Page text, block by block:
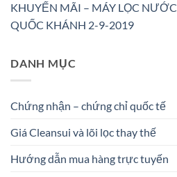
KHUYẾN MÃI – MÁY LỌC
QUỐC KHÁNH 2-9-2019
DANH MỤC
Chứng nhận – chứng chỉ quốc tế
Giá Cleansui và lõi lọc thay thế
Hướng dẫn mua hàng trực tuyến